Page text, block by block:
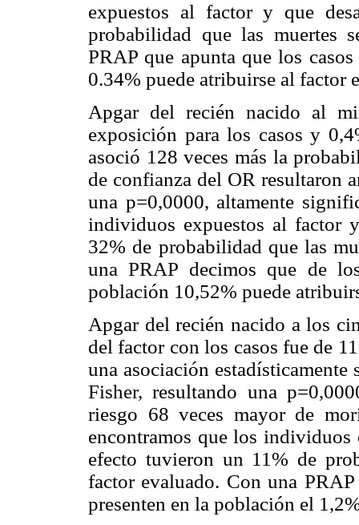
expuestos al factor y que
probabilidad que las muertes
PRAP que apunta que los
0.34% puede atribuirse al factor
Apgar del recién nacido al
exposición para los casos y
asoció 128 veces más la
de confianza del OR resultaron
una p=0,0000, altamente
individuos expuestos al factor
32% de probabilidad que las
una PRAP decimos que de
población 10,52% puede
Apgar del recién nacido a los
del factor con los casos fue de
una asociación
Fisher, resultando una
riesgo 68 veces mayor de
encontramos que los
efecto tuvieron un 11% de
factor evaluado. Con una
presenten en la población el